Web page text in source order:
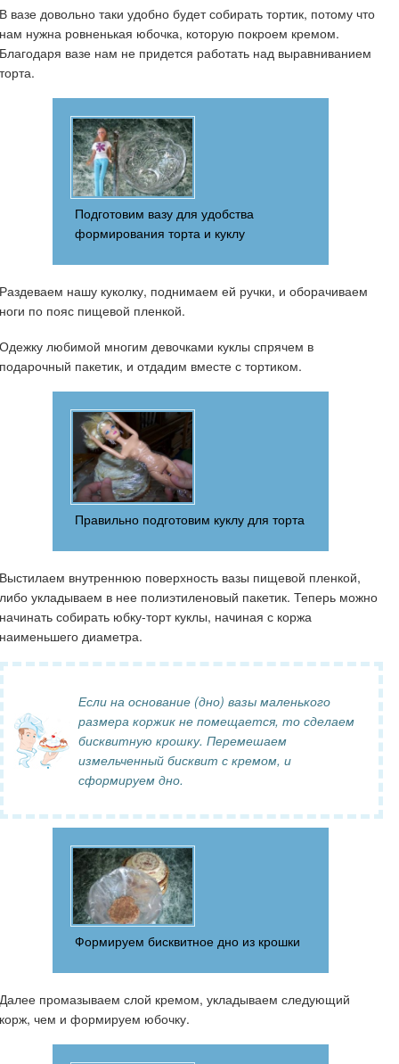
В вазе довольно таки удобно будет собирать тортик, потому что
нам нужна ровненькая юбочка, которую покроем кремом.
Благодаря вазе нам не придется работать над выравниванием
торта.
Подготовим вазу для удобства
формирования торта и куклу
Раздеваем нашу куколку, поднимаем ей ручки, и оборачиваем
ноги по пояс пищевой пленкой.
Одежку любимой многим девочками куклы спрячем в
подарочный пакетик, и отдадим вместе с тортиком.
Правильно подготовим куклу для торта
Выстилаем внутреннюю поверхность вазы пищевой пленкой,
либо укладываем в нее полиэтиленовый пакетик. Теперь можно
начинать собирать юбку-торт куклы, начиная с коржа
наименьшего диаметра.
Если на основание (дно) вазы маленького
размера коржик не помещается, то сделаем
бисквитную крошку. Перемешаем
измельченный бисквит с кремом, и
сформируем дно.
Формируем бисквитное дно из крошки
Далее промазываем слой кремом, укладываем следующий
корж, чем и формируем юбочку.